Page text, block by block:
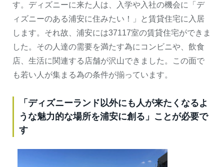
す。ディズニーに来た人は、入学や入社の機会に「デ
ィズニーのある浦安に住みたい！」と賃貸住宅に入居
します。それ故、浦安には37117室の賃貸住宅ができま
した。その人達の需要を満たす為にコンビニや、飲食
店、生活に関連する店舗が沢山できました。この面で
も若い人が集まる為の条件が揃っています。
「ディズニーランド以外にも人が来たくなるよ
うな魅力的な場所を浦安に創る」ことが必要で
す